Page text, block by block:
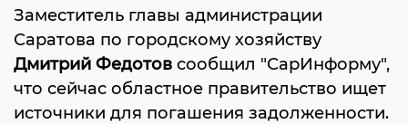
Заместитель главы администрации
Саратова по городскому хозяйству
Дмитрий Федотов сообщил "СарИнформу",
что сейчас областное правительство ищет
источники для погашения задолженности.